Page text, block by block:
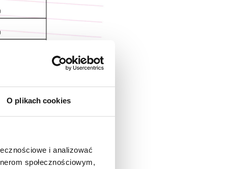
O plikach cookies
i analizować
społecznościowym,